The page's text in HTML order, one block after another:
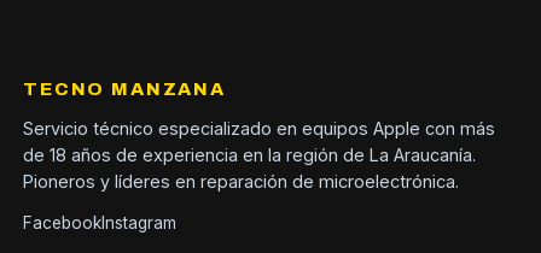
TECNO MANZANA
Servicio técnico especializado en equipos Apple con más
de 18 años de experiencia en la región de La Araucanía.
Pioneros y líderes en reparación de microelectrónica.
FacebookInstagram